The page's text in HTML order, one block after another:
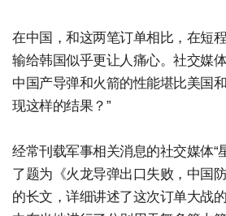
在中国，和这两笔订单相比，在短
输给韩国似乎更让人痛心。社交媒
中国产导弹和火箭的性能堪比美国
现这样的结果？”
经常刊载军事相关消息的社交媒体“
了题为《火龙导弹出口失败，中国
的长文，详细讲述了这次订单大战